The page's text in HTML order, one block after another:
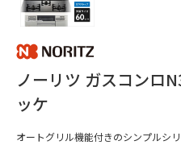
ノーリツ ガスコンロ
ッケ
オートグリル機能付きのシンプルシ